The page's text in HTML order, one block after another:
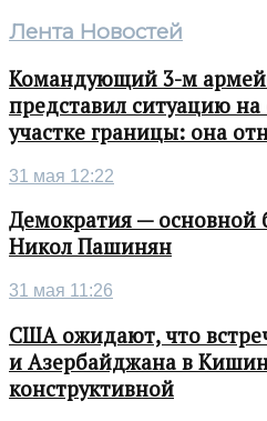
Лента Новостей
Командующий 3-м
представил ситуацию
участке границы: она
31 мая 12:22
Демократия —
Никол Пашинян
31 мая 11:26
США ожидают, что
и Азербайджана в
конструктивной